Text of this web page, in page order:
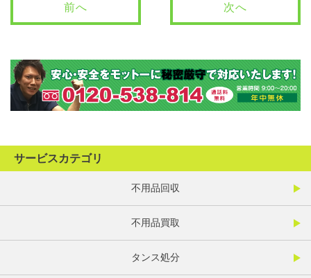
前へ 次へ
サービスカテゴリ
不用品回収
不用品買取
タンス処分